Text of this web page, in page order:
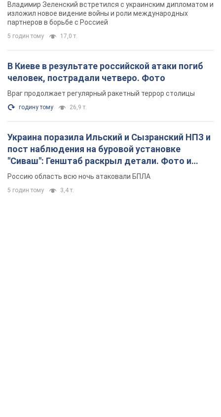
Владимир Зеленский встретился с украинским дипломатом и
изложил новое видение войны и роли международных
партнеров в борьбе с Россией
5 годин тому 17,0 т.
В Киеве в результате российской атаки погиб
человек, пострадали четверо. Фото
Враг продолжает регулярный ракетный террор столицы
годину тому 26,9 т.
Украина поразила Ильский и Сызранский НПЗ и
пост наблюдения на буровой установке
"Сиваш": Генштаб раскрыл детали. Фото и
видео
Россию область всю ночь атаковали БПЛА
5 годин тому 3,4 т.